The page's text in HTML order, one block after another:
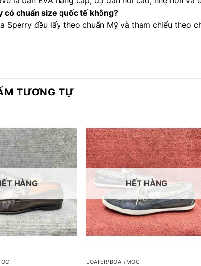
có chuẩn size quốc tế không?
Sperry đều lấy theo chuẩn Mỹ và tham chiếu theo
TƯƠNG TỰ
HÀNG HẾT HÀNG
LOAFER/BOAT/MOC